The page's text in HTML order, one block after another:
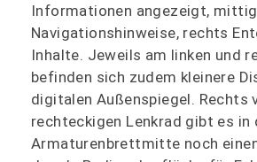
Informationen angezeigt, mittig
Navigationshinweise, rechts
Inhalte. Jeweils am linken und
befinden sich zudem kleinere
digitalen Außenspiegel. Rechts
rechteckigen Lenkrad gibt es in
Armaturenbrettmitte noch